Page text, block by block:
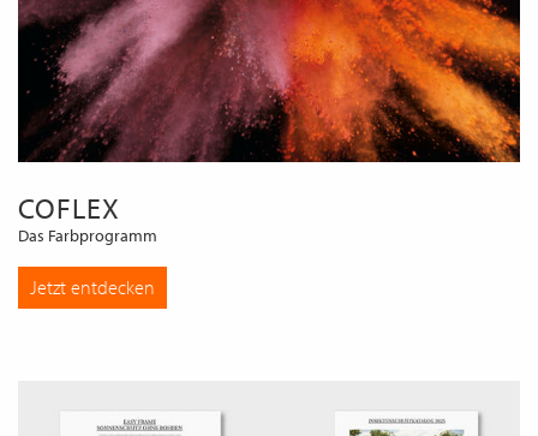
COFLEX
Das Farbprogramm
Jetzt entdecken